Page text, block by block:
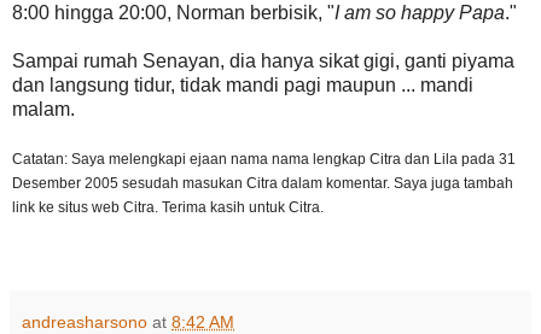
8:00 hingga 20:00, Norman berbisik, "I am so happy Papa."
Sampai rumah Senayan, dia hanya sikat gigi, ganti piyama
dan langsung tidur, tidak mandi pagi maupun ... mandi
malam.
Catatan: Saya melengkapi ejaan nama nama lengkap Citra dan Lila pada 31
Desember 2005 sesudah masukan Citra dalam komentar. Saya juga tambah
link ke situs web Citra. Terima kasih untuk Citra.
andreasharsono at 8:42 AM